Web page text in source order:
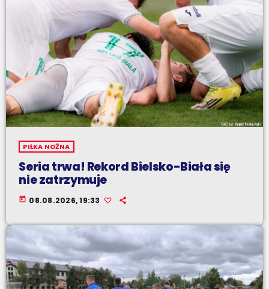
PIŁKA NOŻNA
Seria trwa! Rekord Bielsko-Biała się
nie zatrzymuje
today 08.08.2026, 19:33